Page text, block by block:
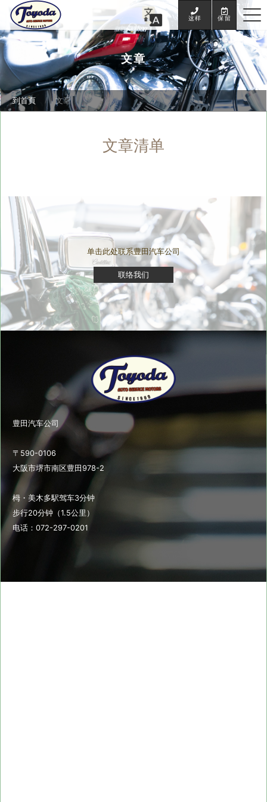
这样 保留
文章
到首頁 文章
文章清单
单击此处联系豊田汽车公司
联络我们
豊田汽车公司
〒590-0106
大阪市堺市南区豊田978-2
栂・美木多駅驾车3分钟
步行20分钟（1.5公里）
电话：072-297-0201